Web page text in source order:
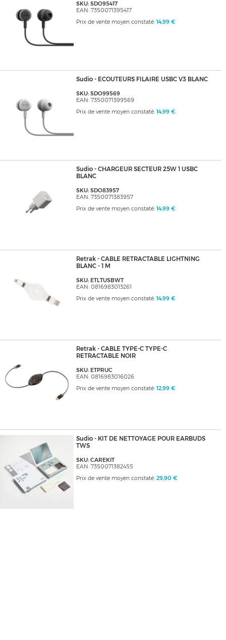
SKU: SDO95417
EAN: 7350071395417
Prix de vente moyen constaté: 14,99 €
Sudio - ECOUTEURS FILAIRE USBC V3 BLANC
SKU: SDO99569
EAN: 7350071399569
Prix de vente moyen constaté: 14,99 €
Sudio - CHARGEUR SECTEUR 25W 1 USBC
BLANC
SKU: SDO83957
EAN: 7350071383957
Prix de vente moyen constaté: 14,99 €
Retrak - CABLE RETRACTABLE LIGHTNING
BLANC - 1 M
SKU: ETLTUSBWT
EAN: 0816983013261
Prix de vente moyen constaté: 14,99 €
Retrak - CABLE TYPE-C TYPE-C
RETRACTABLE NOIR
SKU: ETPRUC
EAN: 0816983016026
Prix de vente moyen constaté: 12,99 €
Sudio - KIT DE NETTOYAGE POUR EARBUDS
TWS
SKU: CAREKIT
EAN: 7350071382455
Prix de vente moyen constaté: 29,90 €